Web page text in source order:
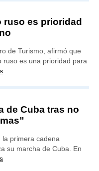
ruso es prioridad
de Turismo, afirmó que
ruso es una prioridad para
de Cuba tras no
la primera cadena
su marcha de Cuba. En